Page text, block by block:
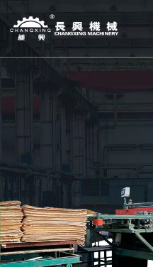
Các sản phẩm
Về chúng tôi
Tin tức
Dịch vụ
Tiếp xúc